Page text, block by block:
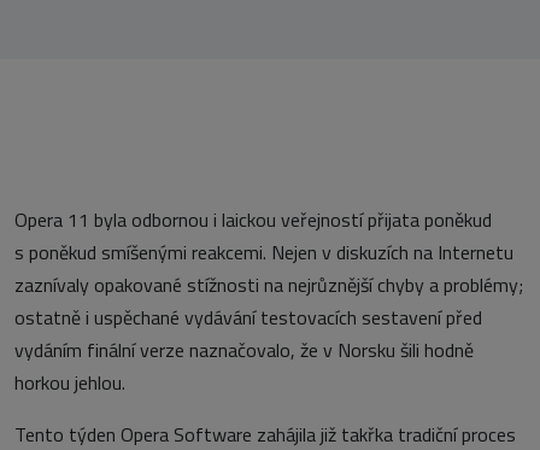
Opera 11 byla odbornou i laickou veřejností přijata poněkud
s poněkud smíšenými reakcemi. Nejen v diskuzích na Internetu
zaznívaly opakované stížnosti na nejrůznější chyby a problémy;
ostatně i uspěchané vydávání testovacích sestavení před
vydáním finální verze naznačovalo, že v Norsku šili hodně
horkou jehlou.
Tento týden Opera Software zahájila již takřka tradiční proces